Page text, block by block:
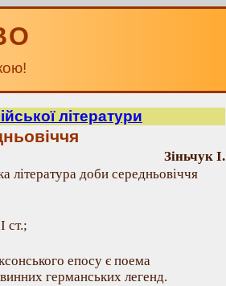
літератури
Зіньчук І.
література доби середньовіччя
ст.;
епосу є поема
германських легенд.